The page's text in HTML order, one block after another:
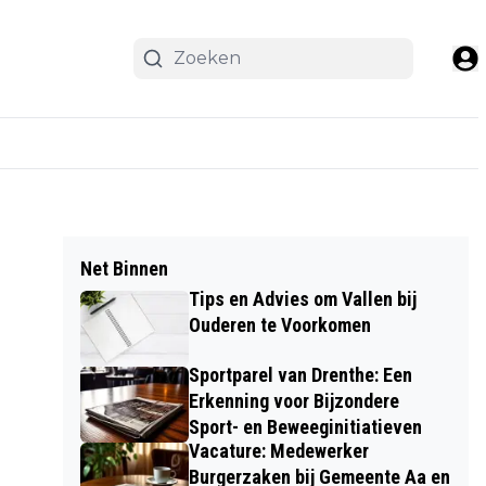
Net Binnen
Tips en Advies om Vallen bij
Ouderen te Voorkomen
Sportparel van Drenthe: Een
Erkenning voor Bijzondere
Sport- en Beweeginitiatieven
Vacature: Medewerker
Burgerzaken bij Gemeente Aa en